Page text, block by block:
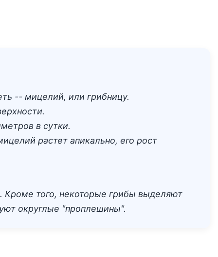
-- мицелий, или грибницу.
в сутки.
растет апикально, его рост
Кроме того, некоторые грибы выделяют
округлые "проплешины".